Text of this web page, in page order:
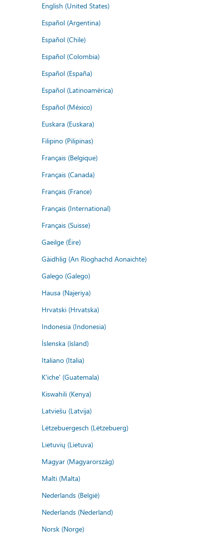
English (United States)
Español (Argentina)
Español (Chile)
Español (Colombia)
Español (España)
Español (Latinoamérica)
Español (México)
Euskara (Euskara)
Filipino (Pilipinas)
Français (Belgique)
Français (Canada)
Français (France)
Français (International)
Français (Suisse)
Gaeilge (Éire)
Gàidhlig (An Rìoghachd Aonaichte)
Galego (Galego)
Hausa (Najeriya)
Hrvatski (Hrvatska)
Indonesia (Indonesia)
Íslenska (ísland)
Italiano (Italia)
K'iche' (Guatemala)
Kiswahili (Kenya)
Latviešu (Latvija)
Lëtzebuergesch (Lëtzebuerg)
Lietuvių (Lietuva)
Magyar (Magyarország)
Malti (Malta)
Nederlands (België)
Nederlands (Nederland)
Norsk (Norge)